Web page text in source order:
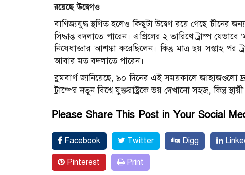
রয়েছে উদ্বেগও
বাণিজ্যযুদ্ধ স্থগিত হলেও কিছুটা উদ্বেগ রয়ে গেছে চীনের
সিদ্ধান্ত বদলাতে পারেন। এপ্রিলের ২ তারিখে ট্রাম্প
নিষেধাজ্ঞার আশঙ্কা করেছিলেন। কিন্তু মাত্র ছয় সপ্তাহ
আবার মত বদলাতে পারেন।
ব্লুমবার্গ জানিয়েছে, ৯০ দিনের এই সময়কালে জাহাজগুলো
ট্রাম্পের নতুন বিশ্বে যুক্তরাষ্ট্রকে ভয় দেখানো সহজ, কিন্তু
Please Share This Post in Your Social
Facebook Twitter Digg
Pinterest Print